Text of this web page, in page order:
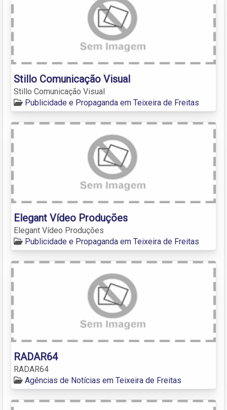
Stillo Comunicação Visual
Stillo Comunicação Visual
Publicidade e Propaganda em Teixeira de Freitas
Elegant Vídeo Produções
Elegant Vídeo Produções
Publicidade e Propaganda em Teixeira de Freitas
RADAR64
RADAR64
Agências de Notícias em Teixeira de Freitas